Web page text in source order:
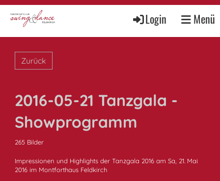
Login Menü
Zurück
2016-05-21 Tanzgala -
Showprogramm
265 Bilder
Impressionen und Highlights der Tanzgala 2016 am Sa, 21. Mai
2016 im Montforthaus Feldkirch